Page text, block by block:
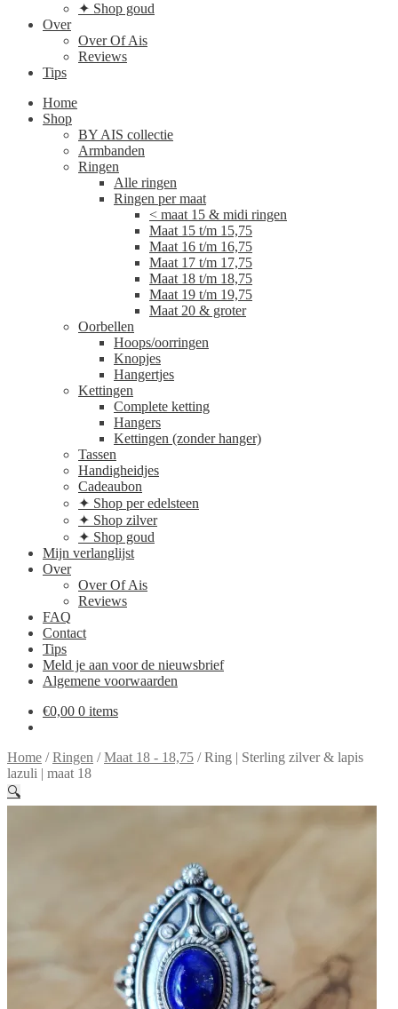
✦ Shop goud
Over
Over Of Ais
Reviews
Tips
Home
Shop
BY AIS collectie
Armbanden
Ringen
Alle ringen
Ringen per maat
< maat 15 & midi ringen
Maat 15 t/m 15,75
Maat 16 t/m 16,75
Maat 17 t/m 17,75
Maat 18 t/m 18,75
Maat 19 t/m 19,75
Maat 20 & groter
Oorbellen
Hoops/oorringen
Knopjes
Hangertjes
Kettingen
Complete ketting
Hangers
Kettingen (zonder hanger)
Tassen
Handigheidjes
Cadeaubon
✦ Shop per edelsteen
✦ Shop zilver
✦ Shop goud
Mijn verlanglijst
Over
Over Of Ais
Reviews
FAQ
Contact
Tips
Meld je aan voor de nieuwsbrief
Algemene voorwaarden
€0,00 0 items
Home /Ringen /Maat 18 - 18,75 /Ring | Sterling zilver & lapis
lazuli | maat 18
🔍